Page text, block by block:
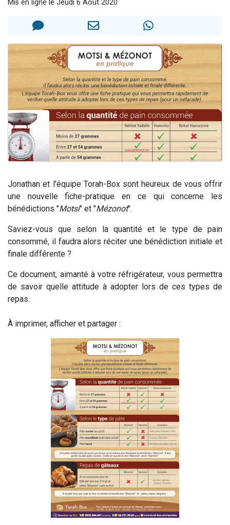
2 nouvelles musiques dans Torah-Box Music
Mis en ligne le Jeudi 6 Août 2020
Jonathan et l'équipe Torah-Box sont heureux de vous offrir
une nouvelle fiche-pratique en ce qui concerne les
bénédictions "Motsi" et "Mézonot".
Saviez-vous que selon la quantité et le type de pain
consommé, il faudra alors réciter une bénédiction initiale et
finale différente ?
Ce document, aimanté à votre réfrigérateur, vous permettra
de savoir quelle attitude à adopter lors de ces types de
repas.
À imprimer, afficher et partager :